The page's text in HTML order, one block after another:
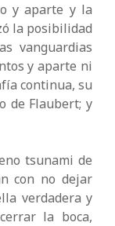
y aparte y la
la posibilidad
vanguardias
y aparte ni
continua, su
de Flaubert; y
tsunami de
con no dejar
verdadera y
la boca,